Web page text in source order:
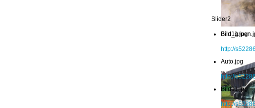
Bild11.jpg
Slider2
http://
Auto.jpg
http://
Bild11.jpg
http://